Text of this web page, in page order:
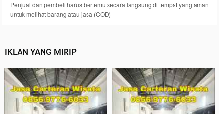
Penjual dan pembeli harus bertemu secara langsung di tempat yang aman
untuk melihat barang atau jasa (COD)
IKLAN YANG MIRIP